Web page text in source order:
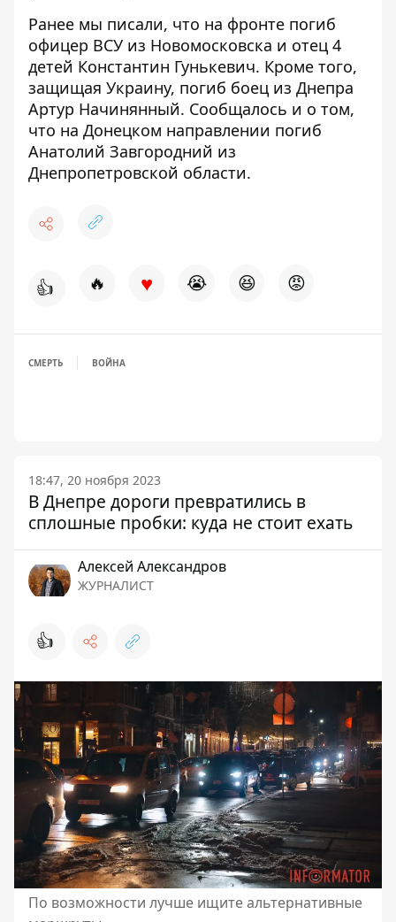
Ранее мы писали, что на фронте погиб
офицер ВСУ из Новомосковска и отец 4
детей Константин Гунькевич. Кроме того,
защищая Украину, погиб боец ​​из Днепра
Артур Начинянный. Сообщалось и о том,
что на Донецком направлении погиб
Анатолий Завгородний из
Днепропетровской области.
👍 🔥 ♥ 😭 😆 😡
СМЕРТЬ ВОЙНА
18:47, 20 ноября 2023
В Днепре дороги превратились в
сплошные пробки: куда не стоит ехать
Алексей Александров
ЖУРНАЛИСТ
👍
По возможности лучше ищите альтернативные